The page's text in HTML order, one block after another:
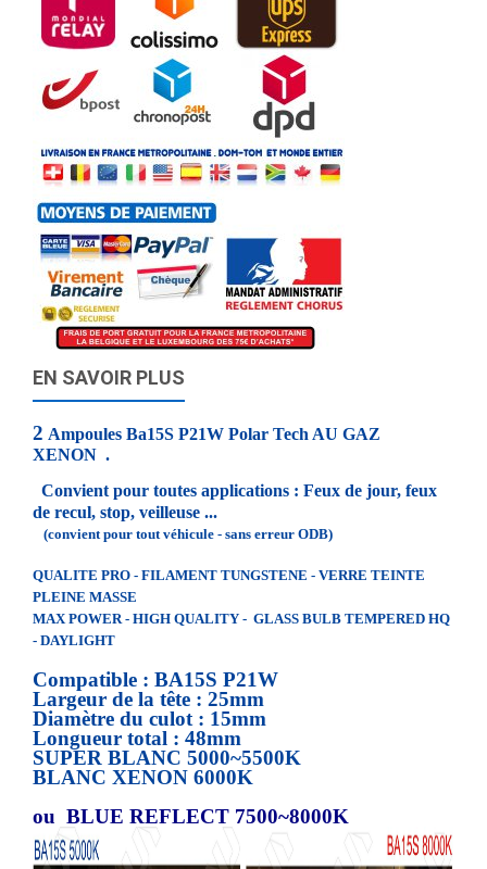
EN SAVOIR PLUS
2 Ampoules Ba15S P21W Polar Tech AU GAZ
XENON .
Convient pour toutes applications : Feux de jour, feux
de recul, stop, veilleuse ...
(convient pour tout véhicule - sans erreur ODB)
QUALITE PRO - FILAMENT TUNGSTENE - VERRE TEINTE
PLEINE MASSE
MAX POWER - HIGH QUALITY - GLASS BULB TEMPERED HQ
- DAYLIGHT
Compatible : BA15S P21W
Largeur de la tête : 25mm
Diamètre du culot : 15mm
Longueur total : 48mm
SUPER BLANC 5000~5500K
BLANC XENON 6000K
ou BLUE REFLECT 7500~8000K